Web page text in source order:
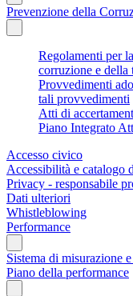
Prevenzione della
Regolamenti per
corruzione e della
Provvedimenti
tali provvedimenti
Atti di
Piano Integrato
Accesso civico
Accessibilità e catalogo
Privacy - responsabile
Dati ulteriori
Whistleblowing
Performance
Sistema di misurazione
Piano della performance